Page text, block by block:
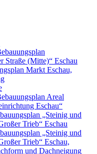
Straße (Mitte)“ Eschau
Markt Eschau,
Areal
Eschau“
„Steinig und
Trieb“ Eschau
„Steinig und
Trieb“ Eschau,
und Dachneigung